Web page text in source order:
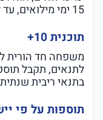
15 ימי מילואים, עד לתקרה של 10%.
תוכנית 10+
בתנאי ריבית שנתית של 3% למשך
תוספות על פי